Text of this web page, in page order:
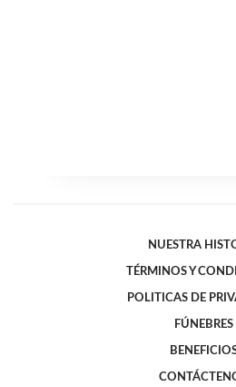
NUESTRA
TÉRMINOS Y
POLITICAS DE
FÚNEBRES